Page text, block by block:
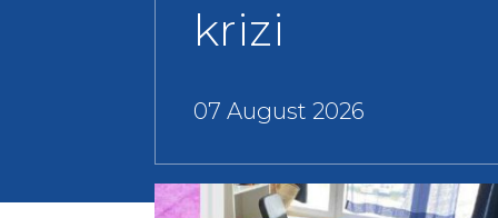
krizi
07 August 2026